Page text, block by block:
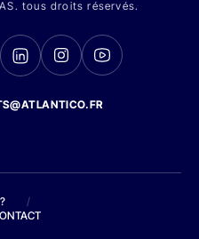
tous droits réservés.
/